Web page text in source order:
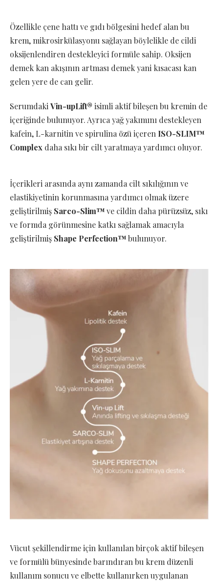
Özellikle çene hattı ve gıdı bölgesini hedef alan bu
krem, mikrosirkülasyonu sağlayan böylelikle de cildi
oksijenlendiren destekleyici formüle sahip. Oksijen
demek kan akışının artması demek yani kısacası kan
gelen yere de can gelir.
Serumdaki Vin-upLift® isimli aktif bileşen bu kremin de
içeriğinde bulunuyor. Ayrıca yağ yakımını destekleyen
kafein, L-karnitin ve spirulina özü içeren ISO-SLIM™
Complex daha sıkı bir cilt yaratmaya yardımcı oluyor.
İçerikleri arasında aynı zamanda cilt sıkılığının ve
elastikiyetinin korunmasına yardımcı olmak üzere
geliştirilmiş Sarco-Slim™ve cildin daha pürüzsüz, sıkı
ve formda görünmesine katkı sağlamak amacıyla
geliştirilmiş Shape Perfection™bulunuyor.
Vücut şekillendirme için kullanılan birçok aktif bileşen
ve formülü bünyesinde barındıran bu krem düzenli
kullanım sonucu ve elbette kullanırken uygulanan